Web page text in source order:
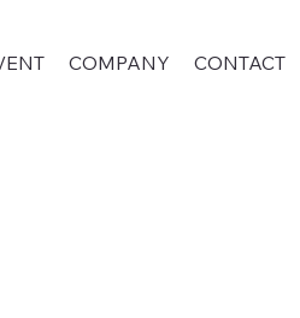
COMPANY CONTACT